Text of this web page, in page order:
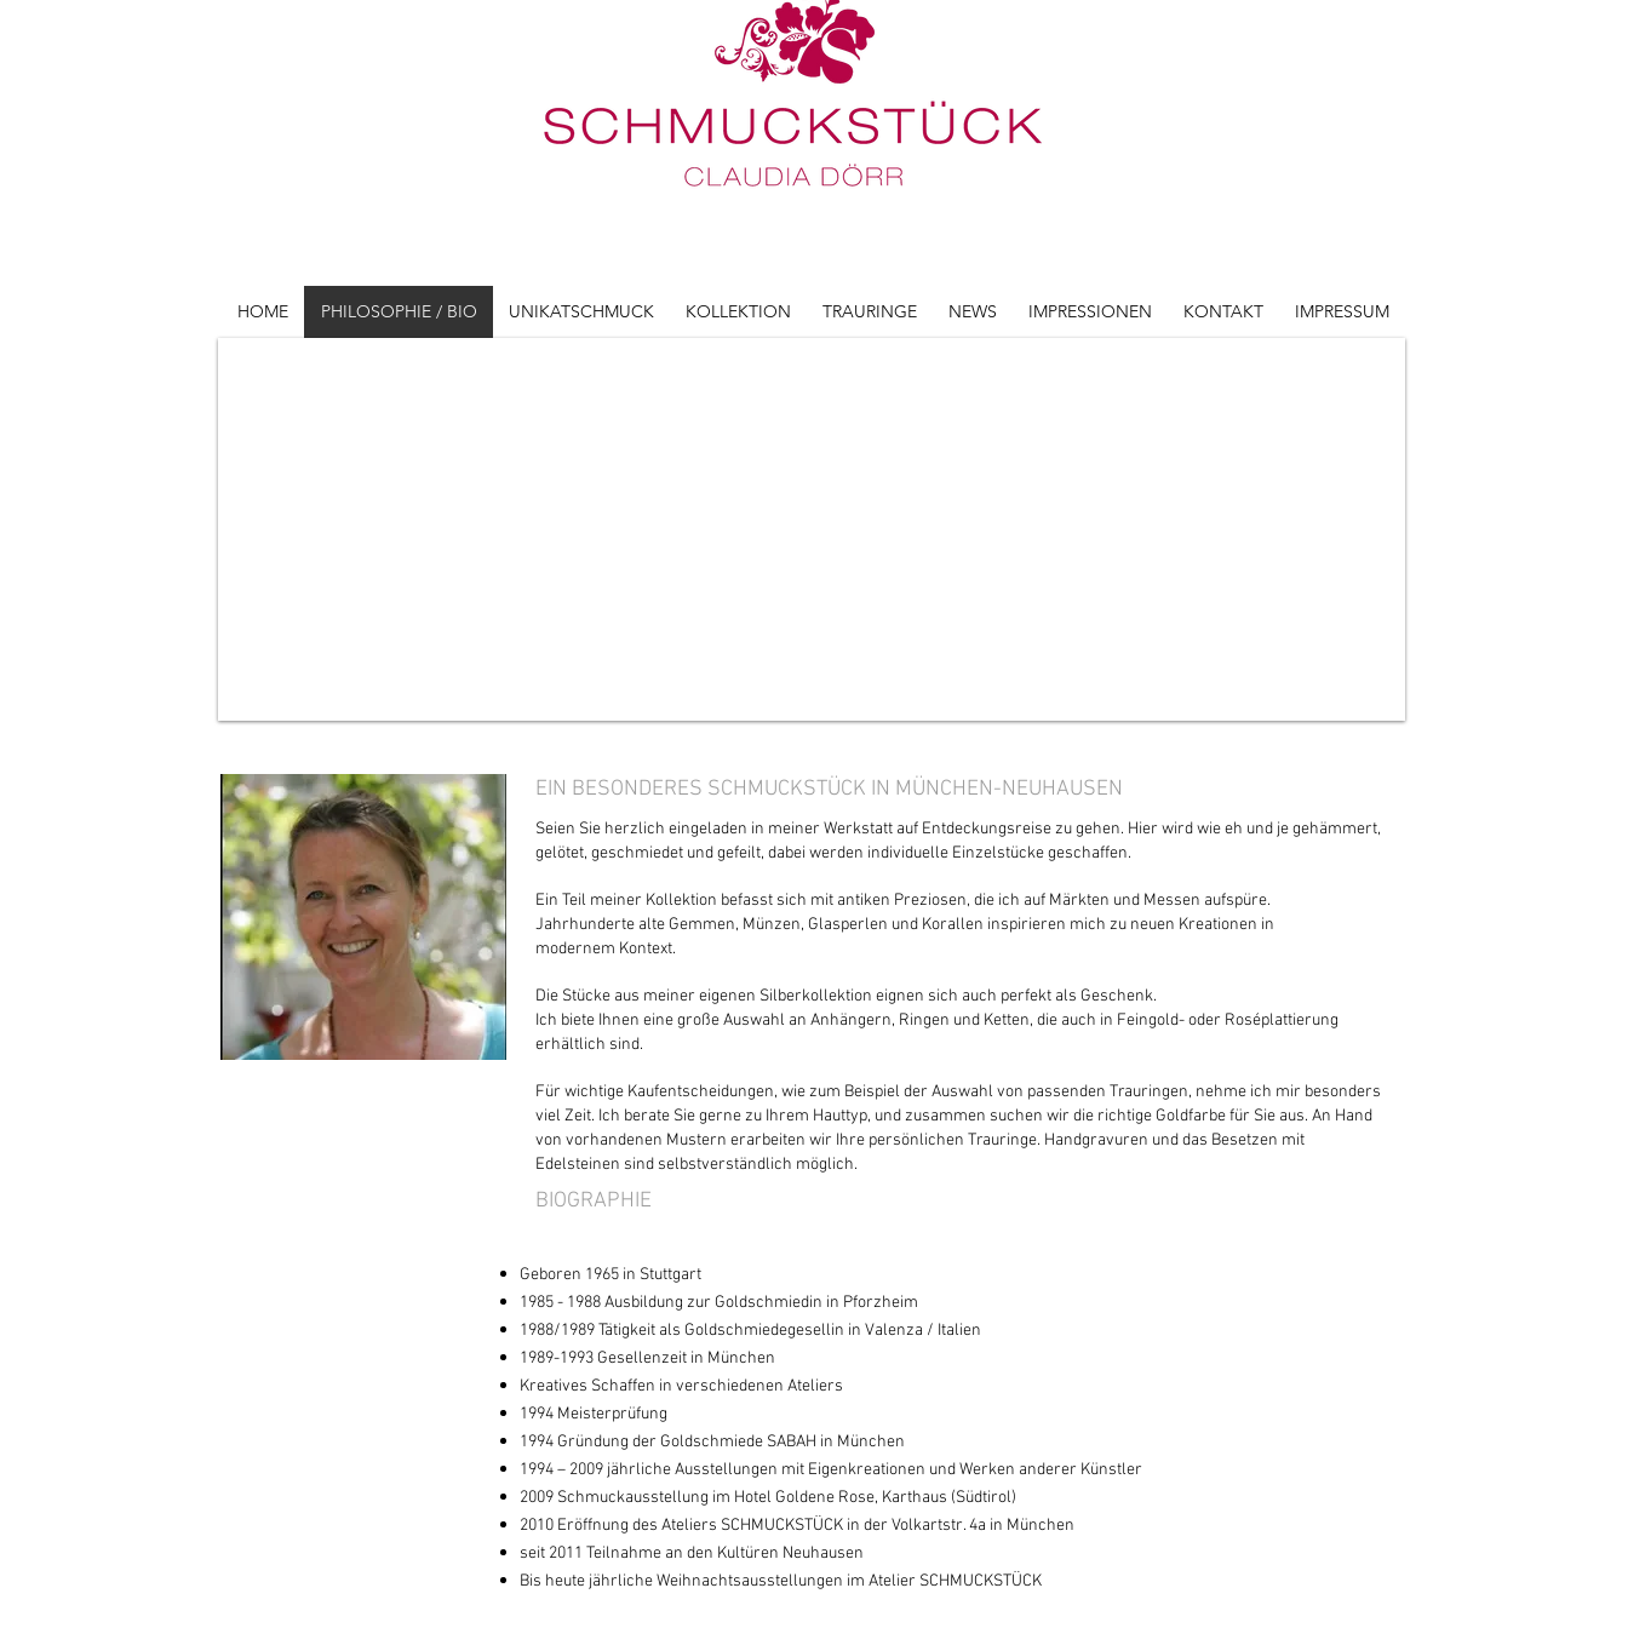
EIN BESONDERES SCHMUCKSTÜCK IN MÜNCHEN-NEUHAUSEN
BIOGRAPHIE
Geboren 1965 in Stuttgart
1985 - 1988 Ausbildung zur Goldschmiedin in Pforzheim
1988/1989 Tätigkeit als Goldschmiedegesellin in Valenza / Italien
1989-1993 Gesellenzeit in München
Kreatives Schaffen in verschiedenen Ateliers
1994 Meisterprüfung
1994 Gründung der Goldschmiede SABAH in München
1994 – 2009 jährliche Ausstellungen mit Eigenkreationen und Werken anderer Künstler
2009 Schmuckausstellung im Hotel Goldene Rose, Karthaus (Südtirol)
2010 Eröffnung des Ateliers SCHMUCKSTÜCK in der Volkartstr. 4a in München
seit 2011 Teilnahme an den Kultüren Neuhausen
Bis heute jährliche Weihnachtsausstellungen im Atelier SCHMUCKSTÜCK
Seien Sie herzlich eingeladen in meiner Werkstatt auf Entdeckungsreise zu gehen. Hier wird wie eh und je gehämmert,
gelötet, geschmiedet und gefeilt, dabei werden individuelle Einzelstücke geschaffen.
Ein Teil meiner Kollektion befasst sich mit antiken Preziosen, die ich auf Märkten und Messen aufspüre.
Jahrhunderte alte Gemmen, Münzen, Glasperlen und Korallen inspirieren mich zu neuen Kreationen in
modernem Kontext.
Die Stücke aus meiner eigenen Silberkollektion eignen sich auch perfekt als Geschenk.
Ich biete Ihnen eine große Auswahl an Anhängern, Ringen und Ketten, die auch in Feingold- oder Roséplattierung
erhältlich sind.
Für wichtige Kaufentscheidungen, wie zum Beispiel der Auswahl von passenden Trauringen, nehme ich mir besonders
viel Zeit. Ich berate Sie gerne zu Ihrem Hauttyp, und zusammen suchen wir die richtige Goldfarbe für Sie aus. An Hand
von vorhandenen Mustern erarbeiten wir Ihre persönlichen Trauringe. Handgravuren und das Besetzen mit
Edelsteinen sind selbstverständlich möglich.
HOME PHILOSOPHIE / BIO UNIKATSCHMUCK KOLLEKTION TRAURINGE NEWS IMPRESSIONEN KONTAKT IMPRESSUM